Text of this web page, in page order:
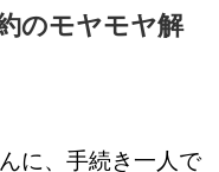
のモヤモヤ解
に、手続き一人で